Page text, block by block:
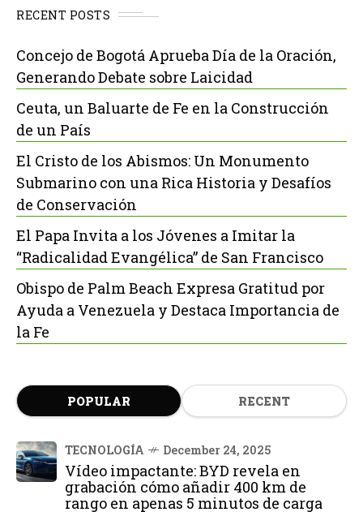
RECENT POSTS
Concejo de Bogotá Aprueba Día de la Oración,
Generando Debate sobre Laicidad
Ceuta, un Baluarte de Fe en la Construcción
de un País
El Cristo de los Abismos: Un Monumento
Submarino con una Rica Historia y Desafíos
de Conservación
El Papa Invita a los Jóvenes a Imitar la
“Radicalidad Evangélica” de San Francisco
Obispo de Palm Beach Expresa Gratitud por
Ayuda a Venezuela y Destaca Importancia de
la Fe
POPULAR RECENT
TECNOLOGÍA December 24, 2025
Vídeo impactante: BYD revela en
grabación cómo añadir 400 km de
rango en apenas 5 minutos de carga